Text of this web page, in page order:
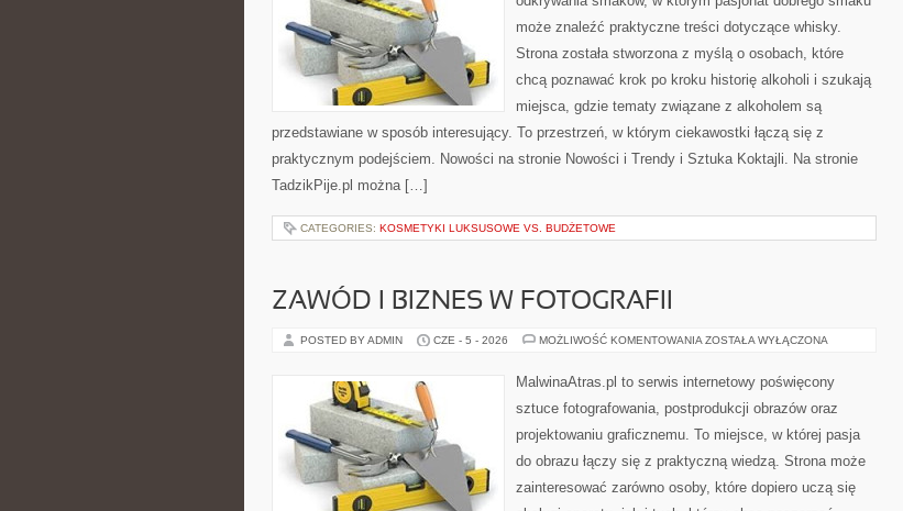
może znaleźć praktyczne treści dotyczące whisky.
Strona została stworzona z myślą o osobach, które
chcą poznawać krok po kroku historię alkoholi i szukają
miejsca, gdzie tematy związane z alkoholem są
przedstawiane w sposób interesujący. To przestrzeń, w którym ciekawostki łączą się z
praktycznym podejściem. Nowości na stronie Nowości i Trendy i Sztuka Koktajli. Na stronie
TadzikPije.pl można […]
CATEGORIES: KOSMETYKI LUKSUSOWE VS. BUDŻETOWE
ZAWÓD I BIZNES W FOTOGRAFII
POSTED BY ADMIN CZE - 5 - 2026 MOŻLIWOŚĆ KOMENTOWANIA ZAWÓD
FOTOGRAFII
ZOSTAŁA WYŁĄCZONA
MalwinaAtras.pl to serwis internetowy poświęcony
sztuce fotografowania, postprodukcji obrazów oraz
projektowaniu graficznemu. To miejsce, w której pasja
do obrazu łączy się z praktyczną wiedzą. Strona może
zainteresować zarówno osoby, które dopiero uczą się